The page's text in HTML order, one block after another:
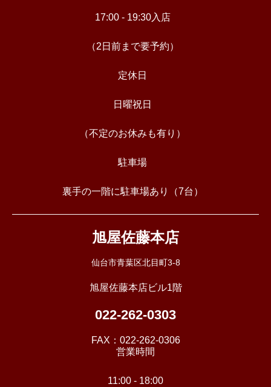
17:00 - 19:30入店
（2日前まで要予約）
定休日
日曜祝日
（不定のお休みも有り）
駐車場
裏手の一階に駐車場あり（7台）
旭屋佐藤本店
仙台市青葉区北目町3-8
旭屋佐藤本店ビル1階
022-262-0303
FAX： 022-262-0306
営業時間
11:00 - 18:00